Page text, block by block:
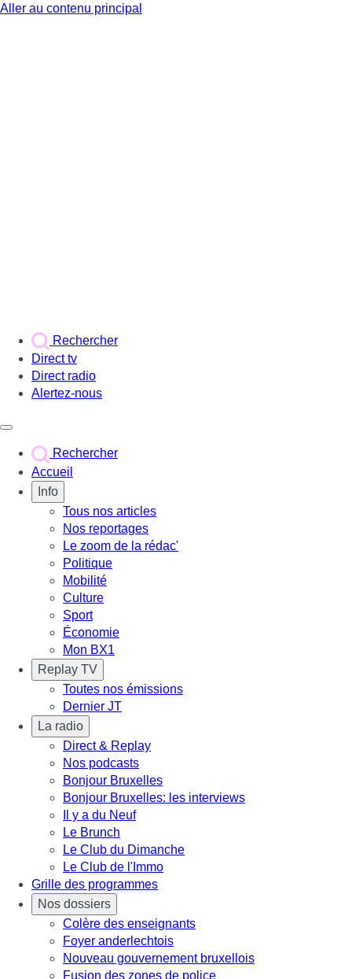
Aller au contenu principal
Rechercher
Direct tv
Direct radio
Alertez-nous
Rechercher
Accueil
Info
Tous nos articles
Nos reportages
Le zoom de la rédac'
Politique
Mobilité
Culture
Sport
Économie
Mon BX1
Replay TV
Toutes nos émissions
Dernier JT
La radio
Direct & Replay
Nos podcasts
Bonjour Bruxelles
Bonjour Bruxelles: les interviews
Il y a du Neuf
Le Brunch
Le Club du Dimanche
Le Club de l'Immo
Grille des programmes
Nos dossiers
Colère des enseignants
Foyer anderlechtois
Nouveau gouvernement bruxellois
Fusion des zones de police